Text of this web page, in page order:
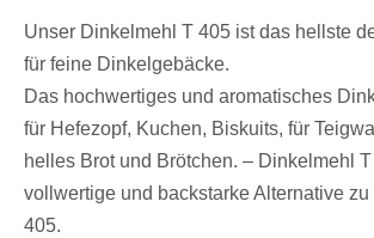
Unser Dinkelmehl T 405 ist das hellste
für feine Dinkelgebäcke.
Das hochwertiges und aromatisches
für Hefezopf, Kuchen, Biskuits, für
helles Brot und Brötchen. – Dinkelmehl
vollwertige und backstarke Alternative
405.